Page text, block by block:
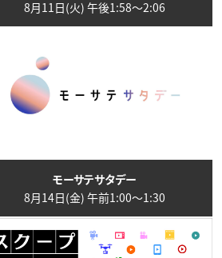
8月11日(火) 午後1:58〜2:06
モーサテサタデー
8月14日(金) 午前1:00〜1:30